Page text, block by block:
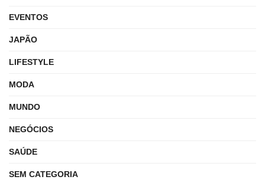
EVENTOS
JAPÃO
LIFESTYLE
MODA
MUNDO
NEGÓCIOS
SAÚDE
SEM CATEGORIA